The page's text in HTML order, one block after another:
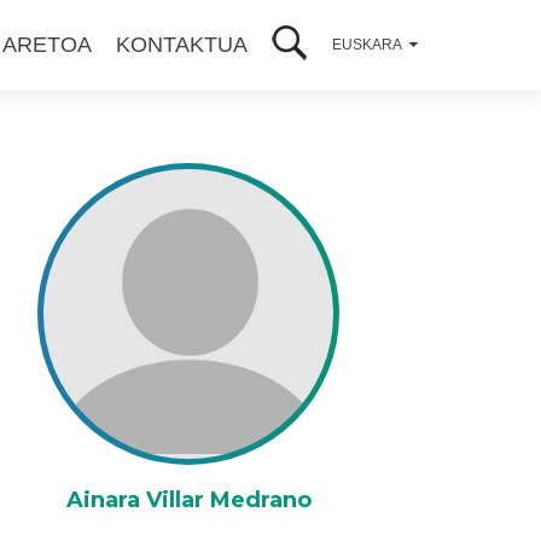
KONTAKTUA EUSKARA
Ainara Villar Medrano